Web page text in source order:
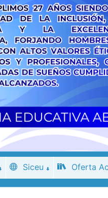
Siceu Oferta